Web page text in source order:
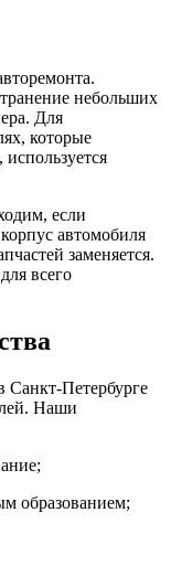
небольших
Для
которые
если
автомобиля
заменяется.
всего
Санкт-Петербурге
Наши
образованием;